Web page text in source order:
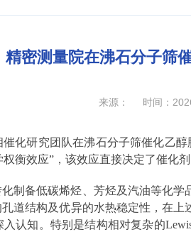
精密测量院在沸石分子筛
来源： 时间：
化研究团队在沸石分子筛催化乙
衡效应”，该效应直接决定了催化剂
制备低碳烯烃、芳烃及汽油等化
道结构及优异的水热稳定性，在
认知。特别是结构相对复杂的